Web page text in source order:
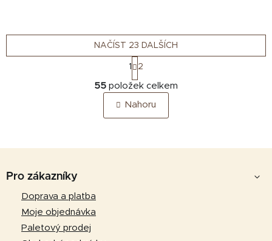
O
v
l
á
a
NAČÍST 23 DALŠÍCH
S
t
r
á
n
k
1 2
55 položek celkem
Nahoru
Pro zákazníky
Doprava a platba
Moje objednávka
Paletový prodej